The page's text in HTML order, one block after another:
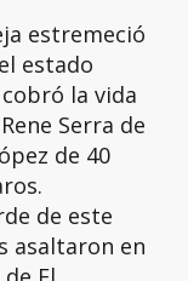
estremeció
estado
la vida
Serra de
de 40
de este
asaltaron en